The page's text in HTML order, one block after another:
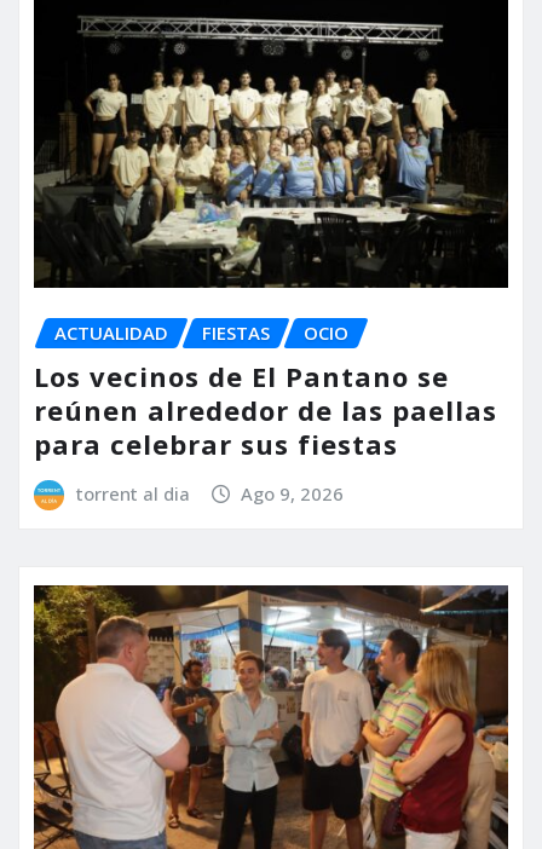
ACTUALIDAD FIESTAS OCIO
Los vecinos de El Pantano se
reúnen alrededor de las paellas
para celebrar sus fiestas
torrent al dia Ago 9, 2026